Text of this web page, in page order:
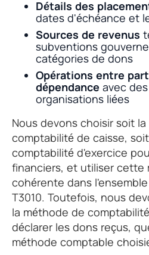
Détails des
dates d'échéance et
Sources de revenus
subventions
catégories de dons
Opérations entre
dépendance avec
organisations liées
Nous devons choisir soit
comptabilité de caisse,
comptabilité d'exercice
financiers, et utiliser cette
cohérente dans
T3010. Toutefois, nous
la méthode de
déclarer les dons reçus,
méthode comptable